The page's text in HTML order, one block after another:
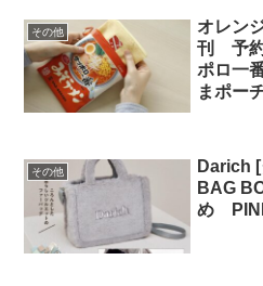
その他
オレン
刊 予
ポロ一
まポー
その他
Darich
BAG
め